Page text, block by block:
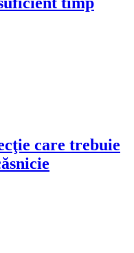
care trebuie